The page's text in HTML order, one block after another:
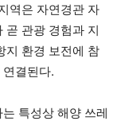
역은 자연경관 자
곧 관광 경험과 지
지 환경 보전에 참
결된다.
특성상 해양 쓰레